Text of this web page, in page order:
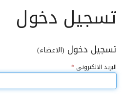
تسجيل دخول
تسجيل دخول (الاعضاء)
البريد الالكترونى *